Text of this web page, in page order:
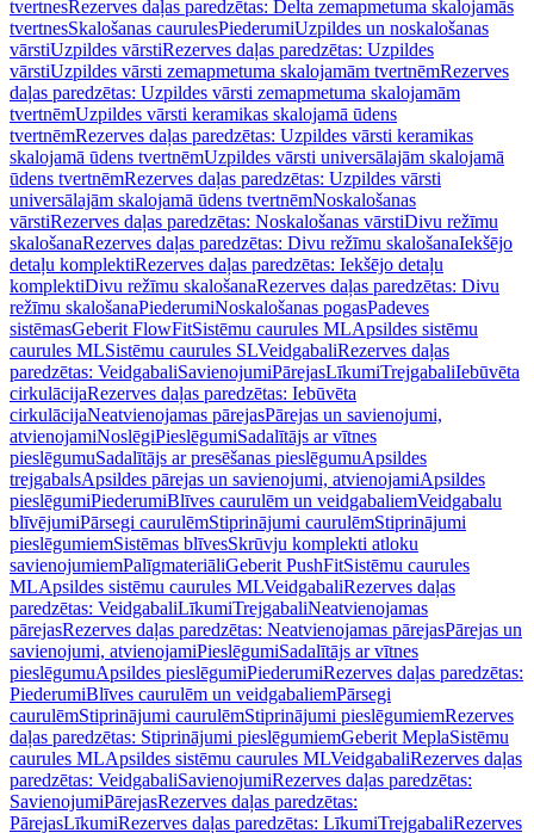
tvertnesRezerves daļas paredzētas: Delta zemapmetuma skalojamās
tvertnesSkalošanas caurulesPiederumiUzpildes un noskalošanas
vārstiUzpildes vārstiRezerves daļas paredzētas: Uzpildes
vārstiUzpildes vārsti zemapmetuma skalojamām tvertnēmRezerves
daļas paredzētas: Uzpildes vārsti zemapmetuma skalojamām
tvertnēmUzpildes vārsti keramikas skalojamā ūdens
tvertnēmRezerves daļas paredzētas: Uzpildes vārsti keramikas
skalojamā ūdens tvertnēmUzpildes vārsti universālajām skalojamā
ūdens tvertnēmRezerves daļas paredzētas: Uzpildes vārsti
universālajām skalojamā ūdens tvertnēmNoskalošanas
vārstiRezerves daļas paredzētas: Noskalošanas vārstiDivu režīmu
skalošanaRezerves daļas paredzētas: Divu režīmu skalošanaIekšējo
detaļu komplektiRezerves daļas paredzētas: Iekšējo detaļu
komplektiDivu režīmu skalošanaRezerves daļas paredzētas: Divu
režīmu skalošanaPiederumiNoskalošanas pogasPadeves
sistēmasGeberit FlowFitSistēmu caurules MLApsildes sistēmu
caurules MLSistēmu caurules SLVeidgabaliRezerves daļas
paredzētas: VeidgabaliSavienojumiPārejasLīkumiTrejgabaliIebūvēta
cirkulācijaRezerves daļas paredzētas: Iebūvēta
cirkulācijaNeatvienojamas pārejasPārejas un savienojumi,
atvienojamiNoslēgiPieslēgumiSadalītājs ar vītnes
pieslēgumuSadalītājs ar presēšanas pieslēgumuApsildes
trejgabalsApsildes pārejas un savienojumi, atvienojamiApsildes
pieslēgumiPiederumiBlīves caurulēm un veidgabaliemVeidgabalu
blīvējumiPārsegi caurulēmStiprinājumi caurulēmStiprinājumi
pieslēgumiemSistēmas blīvesSkrūvju komplekti atloku
savienojumiemPalīgmateriāliGeberit PushFitSistēmu caurules
MLApsildes sistēmu caurules MLVeidgabaliRezerves daļas
paredzētas: VeidgabaliLīkumiTrejgabaliNeatvienojamas
pārejasRezerves daļas paredzētas: Neatvienojamas pārejasPārejas un
savienojumi, atvienojamiPieslēgumiSadalītājs ar vītnes
pieslēgumuApsildes pieslēgumiPiederumiRezerves daļas paredzētas:
PiederumiBlīves caurulēm un veidgabaliemPārsegi
caurulēmStiprinājumi caurulēmStiprinājumi pieslēgumiemRezerves
daļas paredzētas: Stiprinājumi pieslēgumiemGeberit MeplaSistēmu
caurules MLApsildes sistēmu caurules MLVeidgabaliRezerves daļas
paredzētas: VeidgabaliSavienojumiRezerves daļas paredzētas:
SavienojumiPārejasRezerves daļas paredzētas:
PārejasLīkumiRezerves daļas paredzētas: LīkumiTrejgabaliRezerves